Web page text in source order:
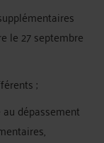
le 27 septembre
;
dépassement